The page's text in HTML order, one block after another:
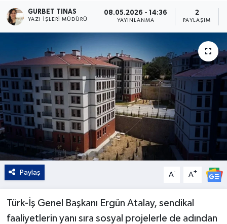
GURBET TINAS
YAZI İŞLERI MÜDÜRÜ
08.05.2026 - 14:36
YAYINLANMA
2
PAYLAŞIM
Paylaş A- A+
Türk-İş Genel Başkanı Ergün Atalay, sendikal
faaliyetlerin yanı sıra sosyal projelerle de adından